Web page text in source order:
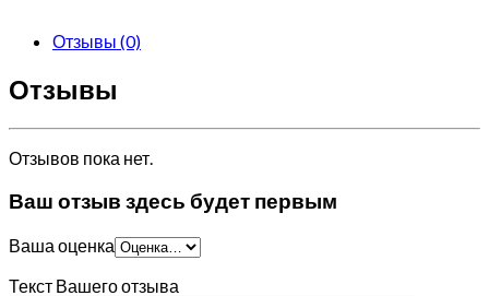
Отзывы (0)
Отзывы
Отзывов пока нет.
Ваш отзыв здесь будет первым
Ваша оценка
Текст Вашего отзыва